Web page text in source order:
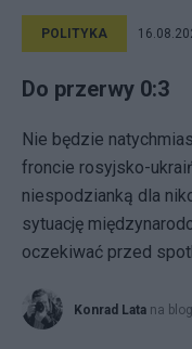
POLITYKA
Do przerwy 0:3
Nie będzie
froncie rosyjsko-
niespodzianką dla
sytuację
oczekiwać przed
Konrad Lata na